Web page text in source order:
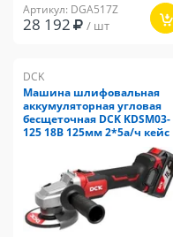
Артикул: DGA517Z
28 192 / шт
DCK
Машина шлифовальная
аккумуляторная угловая
бесщеточная DCK KDSM03-
125 18В 125мм 2*5а/ч кейс